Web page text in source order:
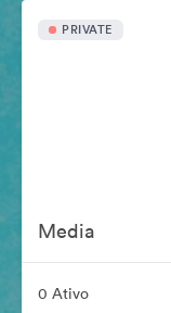
PRIVATE
Media
0 Ativo